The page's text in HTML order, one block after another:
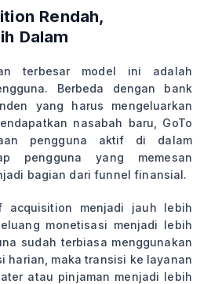
Rendah,
Dalam
terbesar model ini adalah
Berbeda dengan bank
yang harus mengeluarkan
nasabah baru, GoTo
pengguna aktif di dalam
pengguna yang memesan
bagian dari funnel finansial.
acquisition menjadi jauh lebih
monetisasi menjadi lebih
sudah terbiasa menggunakan
harian, maka transisi ke layanan
atau pinjaman menjadi lebih